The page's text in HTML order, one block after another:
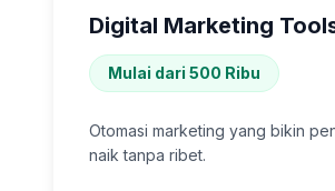
Digital Marketing
Mulai dari 500 Ribu
Otomasi marketing yang bikin
naik tanpa ribet.